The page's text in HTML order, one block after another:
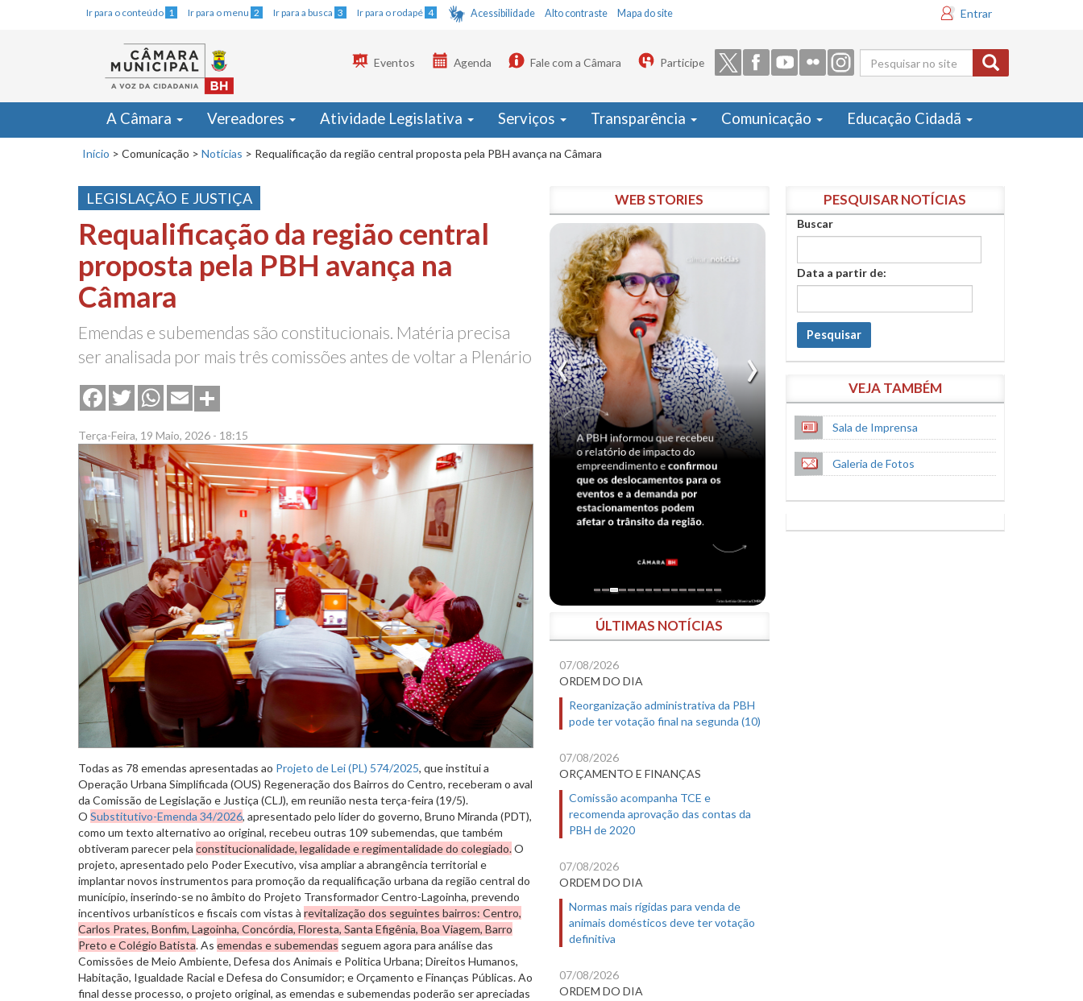
Ir para o conteúdo 1 Ir para o menu 2 Ir para a busca 3 Ir para o rodapé 4 Acessibilidade Alto contraste Mapa do site Entrar
Formulário
de busca
Eventos Agenda Fale com a Câmara Participe
A Câmara Vereadores Atividade Legislativa Serviços Transparência Comunicação Educação Cidadã
Início > Comunicação > Notícias > Requalificação da região central proposta pela PBH avança na Câmara
LEGISLAÇÃO E JUSTIÇA
Requalificação da região central
proposta pela PBH avança na
Câmara
Emendas e subemendas são constitucionais. Matéria precisa
ser analisada por mais três comissões antes de voltar a Plenário
FacebookTwitterWhatsApp
Email
Terça-Feira, 19 Maio, 2026 - 18:15
Todas as 78 emendas apresentadas ao Projeto de Lei (PL) 574/2025, que institui a
Operação Urbana Simplificada (OUS) Regeneração dos Bairros do Centro, receberam o aval
da Comissão de Legislação e Justiça (CLJ), em reunião nesta terça-feira (19/5).
O Substitutivo-Emenda 34/2026, apresentado pelo líder do governo, Bruno Miranda (PDT),
como um texto alternativo ao original, recebeu outras 109 subemendas, que também
obtiveram parecer pela constitucionalidade, legalidade e regimentalidade do colegiado.O
projeto, apresentado pelo Poder Executivo, visa ampliar a abrangência territorial e
implantar novos instrumentos para promoção da requalificação urbana da região central do
município, inserindo-se no âmbito do Projeto Transformador Centro-Lagoinha, prevendo
incentivos urbanísticos e fiscais com vistas à revitalização dos seguintes bairros: Centro,
Carlos Prates, Bonfim, Lagoinha, Concórdia, Floresta, Santa Efigênia, Boa Viagem, Barro
Preto e Colégio Batista. As emendas e subemendas seguem agora para análise das
Comissões de Meio Ambiente, Defesa dos Animais e Politica Urbana; Direitos Humanos,
Habitação, Igualdade Racial e Defesa do Consumidor; e Orçamento e Finanças Públicas. Ao
final desse processo, o projeto original, as emendas e subemendas poderão ser apreciadas
WEB STORIES
ÚLTIMAS NOTÍCIAS
07/08/2026
ORDEM DO DIA
Reorganização administrativa da PBH
pode ter votação final na segunda (10)
07/08/2026
ORÇAMENTO E FINANÇAS
Comissão acompanha TCE e
recomenda aprovação das contas da
PBH de 2020
07/08/2026
ORDEM DO DIA
Normas mais rígidas para venda de
animais domésticos deve ter votação
definitiva
07/08/2026
ORDEM DO DIA
PESQUISAR NOTÍCIAS
Buscar
Data a partir de:
Pesquisar
VEJA TAMBÉM
Sala de Imprensa
Galeria de Fotos